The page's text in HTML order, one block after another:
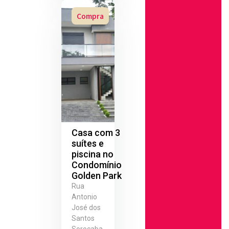
Compra
Casa com 3
suítes e
piscina no
Condomínio
Golden Park
Rua
Antonio
José dos
Santos